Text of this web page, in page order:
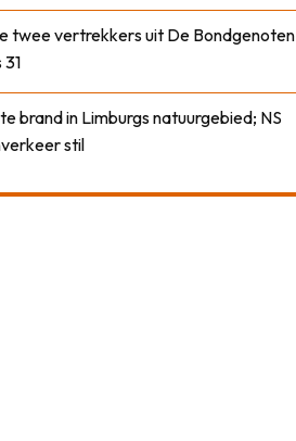
twee vertrekkers uit De Bondgenoten
brand in Limburgs natuurgebied; NS
stil